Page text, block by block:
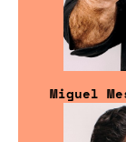
Miguel